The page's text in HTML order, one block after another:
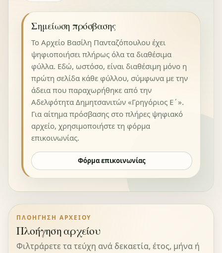
Σημείωση πρόσβασης
Το Αρχείο Βασίλη Πανταζόπουλου έχει
ψηφιοποιήσει πλήρως όλα τα διαθέσιμα
φύλλα. Εδώ, ωστόσο, είναι διαθέσιμη μόνο η
πρώτη σελίδα κάθε φύλλου, σύμφωνα με την
άδεια που παραχωρήθηκε από την
Αδελφότητα Δημητσανιτών «Γρηγόριος Ε΄».
Για αίτημα πρόσβασης στο πλήρες ψηφιακό
αρχείο, χρησιμοποιήστε τη φόρμα
επικοινωνίας.
Φόρμα επικοινωνίας
ΠΛΟΉΓΗΣΗ ΑΡΧΕΊΟΥ
Πλοήγηση αρχείου
Φιλτράρετε τα τεύχη ανά δεκαετία, έτος, μήνα ή